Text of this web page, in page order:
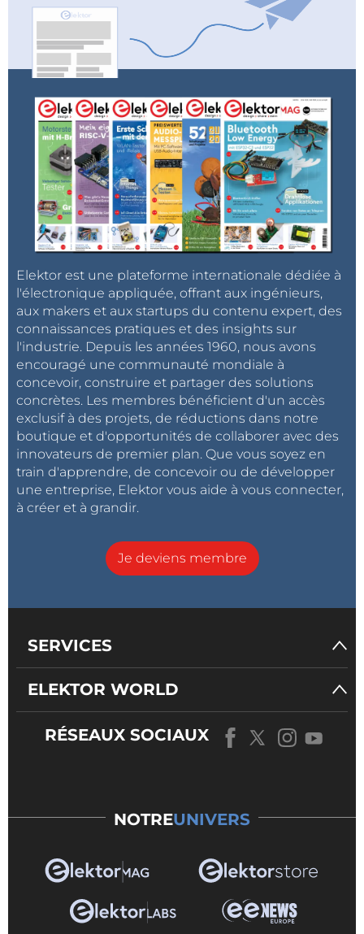
Elektor est une plateforme internationale dédiée à
l'électronique appliquée, offrant aux ingénieurs,
aux makers et aux startups du contenu expert, des
connaissances pratiques et des insights sur
l'industrie. Depuis les années 1960, nous avons
encouragé une communauté mondiale à
concevoir, construire et partager des solutions
concrètes. Les membres bénéficient d'un accès
exclusif à des projets, de réductions dans notre
boutique et d'opportunités de collaborer avec des
innovateurs de premier plan. Que vous soyez en
train d'apprendre, de concevoir ou de développer
une entreprise, Elektor vous aide à vous connecter,
à créer et à grandir.
Je deviens membre
SERVICES
ELEKTOR WORLD
RÉSEAUX SOCIAUX
NOTREUNIVERS